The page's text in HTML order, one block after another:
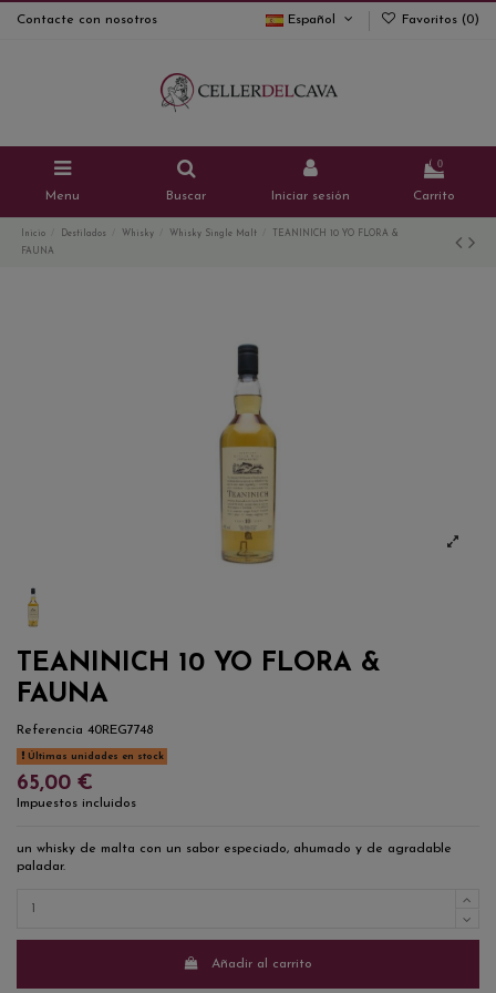
Contacte con nosotros Español Favoritos (0)
Menu Buscar Iniciar sesión
0
Carrito
Inicio Destilados Whisky Whisky Single Malt
TEANINICH 10 YO FLORA &
FAUNA
TEANINICH 10 YO FLORA &
FAUNA
Referencia 40REG7748
Últimas unidades en stock
65,00 €
Impuestos incluidos
un whisky de malta con un sabor especiado, ahumado y de agradable
paladar.
Añadir al carrito